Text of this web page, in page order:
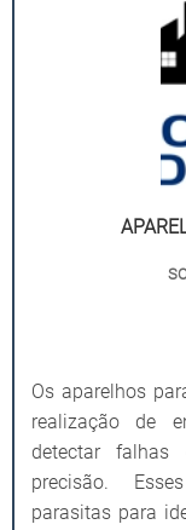
Os aparelhos
realização de
detectar
precisão.
parasitas para